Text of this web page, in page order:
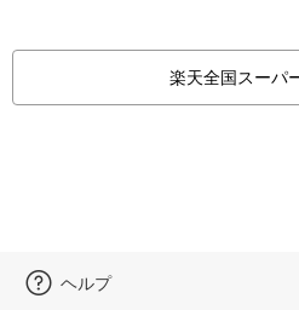
楽天全国スーパ
ヘルプ